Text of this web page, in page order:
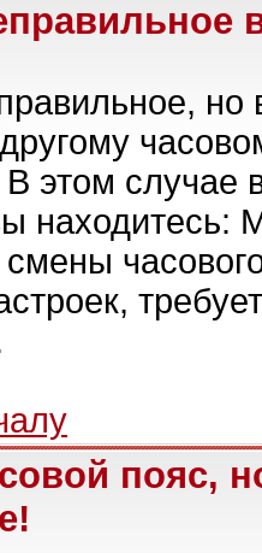
но
этом случае
находитесь:
смены
пояс,